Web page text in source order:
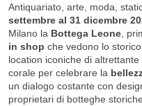
Antiquariato, arte, moda,
settembre al 31 dicembre
Milano la Bottega Leone,
in shop che vedono lo
location iconiche di
corale per celebrare la
un dialogo costante con
proprietari di botteghe